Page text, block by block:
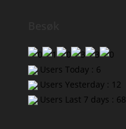
Users Today : 6
Users Yesterday : 12
Users Last 7 days : 68